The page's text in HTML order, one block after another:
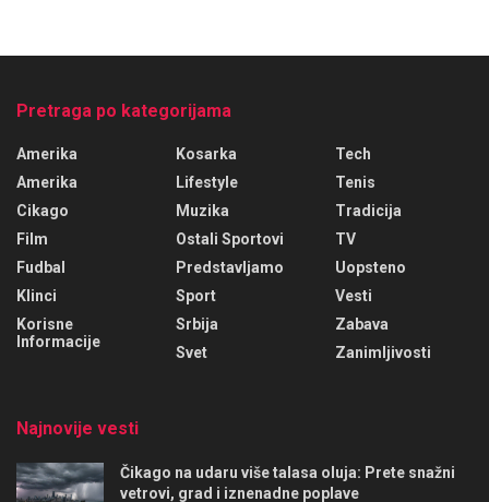
Pretraga po kategorijama
Amerika
Amerika
Cikago
Film
Fudbal
Klinci
Korisne
Informacije
Kosarka
Lifestyle
Muzika
Ostali Sportovi
Predstavljamo
Sport
Srbija
Svet
Tech
Tenis
Tradicija
TV
Uopsteno
Vesti
Zabava
Zanimljivosti
Najnovije vesti
Čikago na udaru više talasa oluja: Prete snažni
vetrovi, grad i iznenadne poplave